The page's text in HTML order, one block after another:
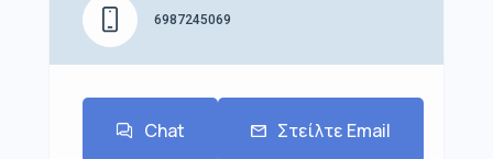
6987245069
Chat Στείλτε Email